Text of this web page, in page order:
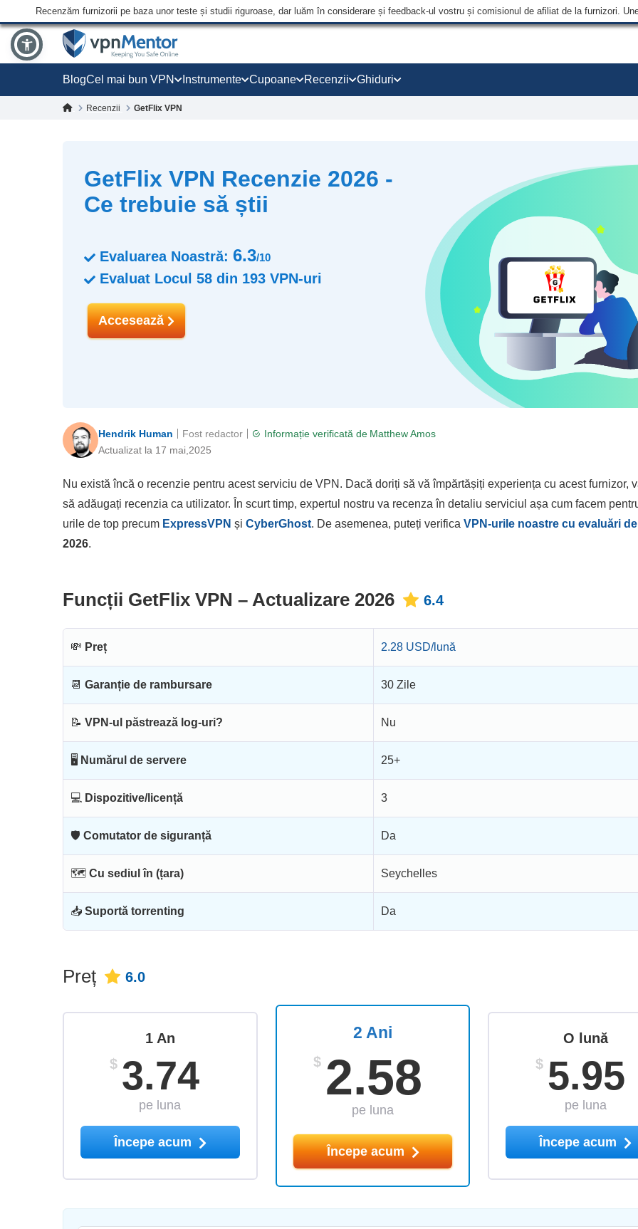
Recenzăm furnizorii pe baza unor teste și studii riguroase, dar luăm în considerare și feedback-ul vostru și comisionul de afiliat de la furnizori.
BlogCel mai bun VPN Instrumente Cupoane Recenzii Ghiduri
Recenzii GetFlix VPN
GetFlix VPN Recenzie 2026 -
Ce trebuie să știi
Evaluarea Noastră: 6.3/10
Evaluat Locul 58 din 193 VPN-uri
Accesează
Hendrik Human
Actualizat la 17 mai,2025
Informație verificată de Matthew Amos
Fost redactor
Nu există încă o recenzie pentru acest serviciu de VPN. Dacă doriți să vă împărtășiți experiența cu acest furnizor,
să adăugați recenzia ca utilizator. În scurt timp, expertul nostru va recenza în detaliu serviciul așa cum facem
urile de top precum ExpressVPN și CyberGhost. De asemenea, puteți verifica VPN-urile noastre cu evaluări
2026.
Funcții GetFlix VPN – Actualizare 2026 6.4
💸 Preț 2.28 USD/lună
📆 Garanție de rambursare 30 Zile
📝 VPN-ul păstrează log-uri? Nu
🖥 Numărul de servere 25+
💻 Dispozitive/licență 3
🛡 Comutator de siguranță Da
🗺 Cu sediul în (țara) Seychelles
📥 Suportă torrenting Da
Preț 6.0
2 Ani
$ 2.58
pe luna
Începe acum
1 An
$ 3.74
pe luna
Începe acum
O lună
$ 5.95
pe luna
Începe acum